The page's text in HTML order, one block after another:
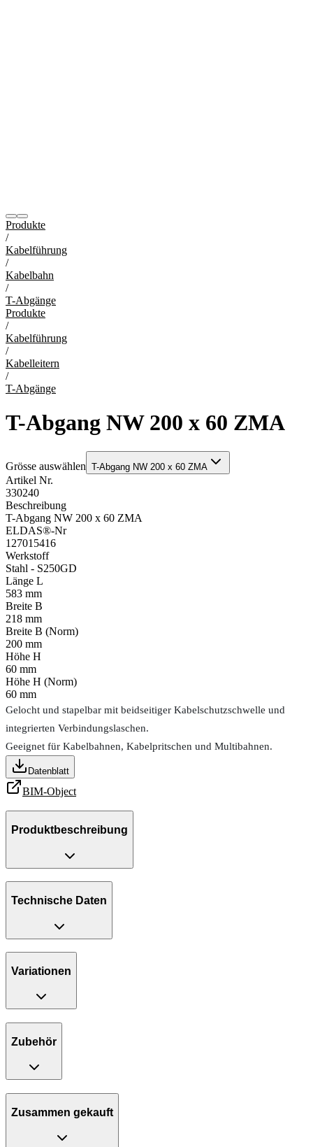
Produkte
/
Kabelführung
/
Kabelbahn
/
T-Abgänge
Produkte
/
Kabelführung
/
Kabelleitern
/
T-Abgänge
T-Abgang NW 200 x 60 ZMA
Grösse auswählen T-Abgang NW 200 x 60 ZMA
Artikel Nr.
330240
Beschreibung
T-Abgang NW 200 x 60 ZMA
ELDAS®-Nr
127015416
Werkstoff
Stahl - S250GD
Länge L
583 mm
Breite B
218 mm
Breite B (Norm)
200 mm
Höhe H
60 mm
Höhe H (Norm)
60 mm
Gelocht und stapelbar mit beidseitiger Kabelschutzschwelle und
integrierten Verbindungslaschen.
Geeignet für Kabelbahnen, Kabelpritschen und Multibahnen.
Datenblatt
BIM-Object
Produktbeschreibung
Technische Daten
Variationen
Zubehör
Zusammen gekauft